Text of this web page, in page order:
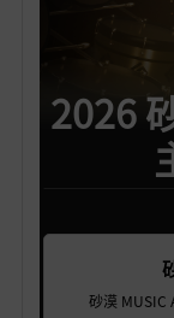
2026
砂漠 MUSIC